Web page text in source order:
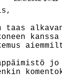
taas